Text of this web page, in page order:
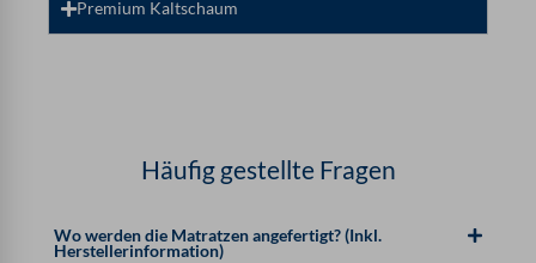
Premium Kaltschaum
Häufig gestellte Fragen
Wo werden die Matratzen angefertigt? (Inkl.
Herstellerinformation)